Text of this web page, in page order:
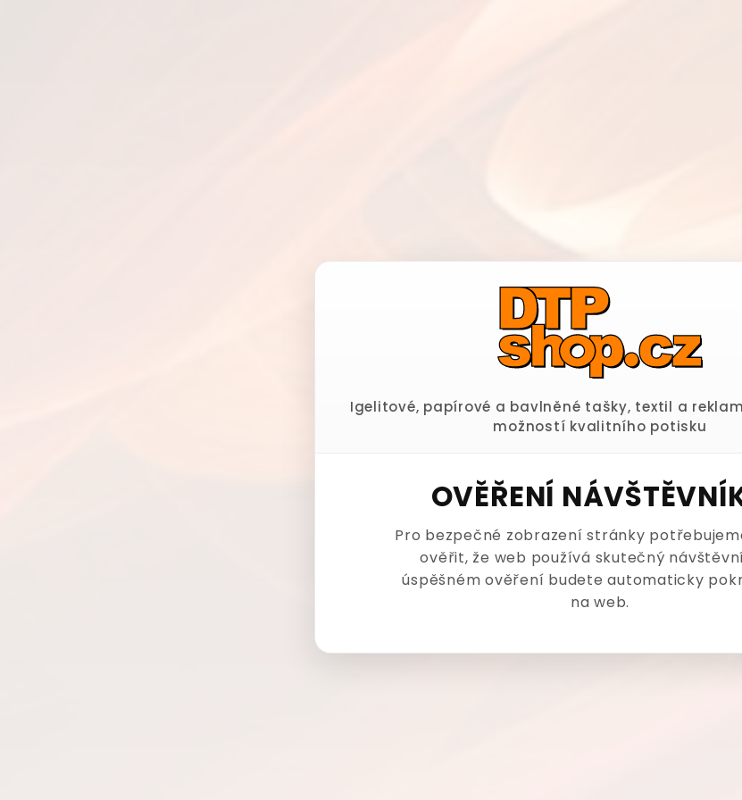
Igelitové, papírové a bavlněné tašky, textil a
možností kvalitního potisku
OVĚŘENÍ
Pro bezpečné zobrazení stránky
ověřit, že web používá skutečný
úspěšném ověření budete automaticky
na web.